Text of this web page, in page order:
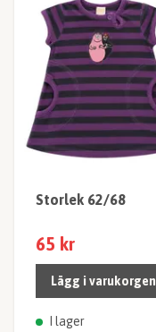
Storlek 62/68
65 kr
Lägg i varukorgen
I lager